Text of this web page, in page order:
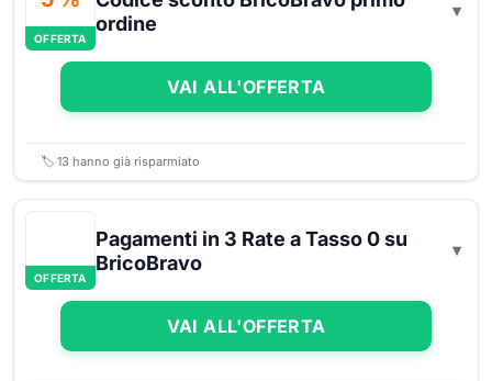
OFFERTA
ordine
VAI ALL'OFFERTA
🏷️ 13 hanno già risparmiato
OFFERTA
Pagamenti in 3 Rate a Tasso 0 su
BricoBravo
VAI ALL'OFFERTA